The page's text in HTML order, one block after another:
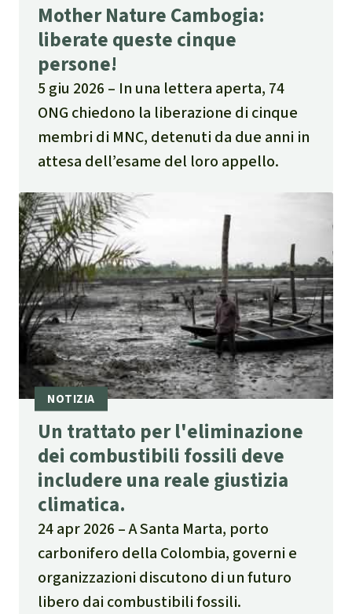
Mother Nature Cambogia:
liberate queste cinque
persone!
5 giu 2026
In una lettera aperta, 74
ONG chiedono la liberazione di cinque
membri di MNC, detenuti da due anni in
attesa dell’esame del loro appello.
Un trattato per l'eliminazione
dei combustibili fossili deve
includere una reale giustizia
climatica.
24 apr 2026
A Santa Marta, porto
carbonifero della Colombia, governi e
organizzazioni discutono di un futuro
libero dai combustibili fossili.